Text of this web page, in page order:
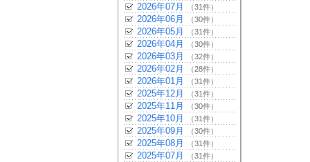
2026年07月 （31件）
2026年06月 （30件）
2026年05月 （31件）
2026年04月 （30件）
2026年03月 （32件）
2026年02月 （28件）
2026年01月 （31件）
2025年12月 （31件）
2025年11月 （30件）
2025年10月 （31件）
2025年09月 （30件）
2025年08月 （31件）
2025年07月 （31件）